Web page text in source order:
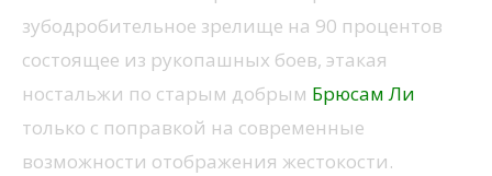
зубодробительное зрелище на 90 процентов
состоящее из рукопашных боев, этакая
ностальжи по старым добрым Брюсам Ли
только с поправкой на современные
возможности отображения жестокости.